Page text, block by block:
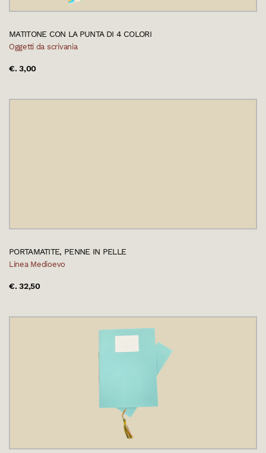
MATITONE CON LA PUNTA DI 4 COLORI
Oggetti da scrivania
€. 3,00
PORTAMATITE, PENNE IN PELLE
Linea Medioevo
€. 32,50